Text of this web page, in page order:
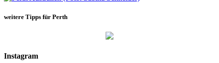
weitere Tipps für Perth
Instagram